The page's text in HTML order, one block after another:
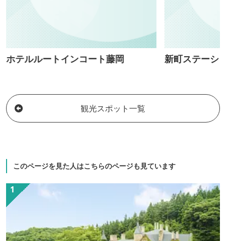
ホテルルートインコート藤岡 新町ステーシ
観光スポット一覧
このページを見た人はこちらのページも見ています